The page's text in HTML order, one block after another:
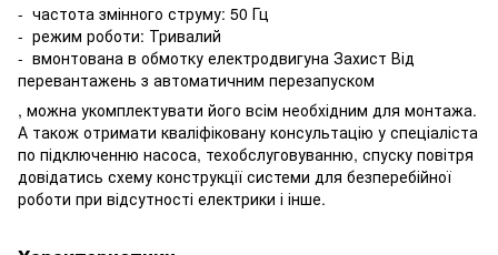
- частота змінного струму: 50 Гц
- режим роботи: Тривалий
- вмонтована в обмотку електродвигуна Захист Від
перевантажень з автоматичним перезапуском
, можна укомплектувати його всім необхідним для монтажа.
А також отримати кваліфіковану консультацію у спеціаліста
по підключенню насоса, техобслуговуванню, спуску повітря
довідатись схему конструкції системи для безперебійної
роботи при відсутності електрики і інше.